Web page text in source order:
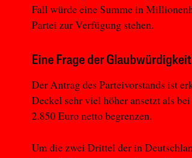
Fall würde eine Summe in
Partei zur Verfügung stehen.
Eine Frage der Glaubwürdigkeit
Der Antrag des Parteivorstands ist
Deckel sehr viel höher ansetzt als
2.850 Euro netto begrenzen.
Um die zwei Drittel der in